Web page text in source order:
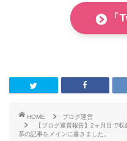
「
HOME
ブログ運営
【ブログ運営報告】2ヶ月目で
系の記事をメインに書きました。